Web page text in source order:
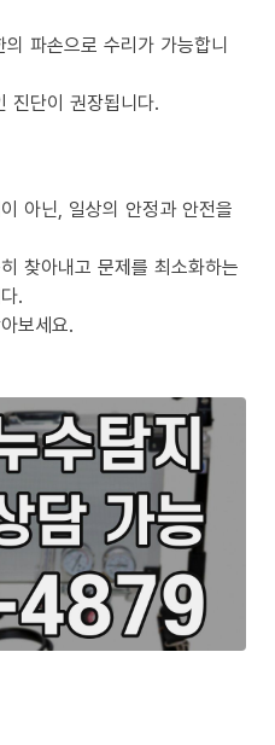
파손으로 수리가 가능합니
진단이 권장됩니다.
아닌, 일상의 안정과 안전을
찾아내고 문제를 최소화하는
.
보세요.